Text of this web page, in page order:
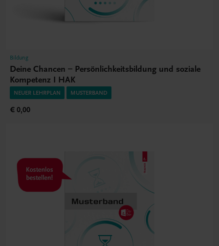
Bildung
Deine Chancen – Persönlichkeitsbildung und soziale
Kompetenz I HAK
NEUER LEHRPLAN MUSTERBAND
€ 0,00